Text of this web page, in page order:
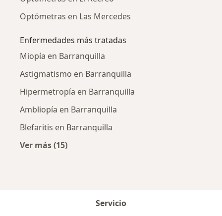
Optómetras en Las Mercedes
Enfermedades más tratadas
Miopía en Barranquilla
Astigmatismo en Barranquilla
Hipermetropía en Barranquilla
Ambliopía en Barranquilla
Blefaritis en Barranquilla
Ver más (15)
Servicio